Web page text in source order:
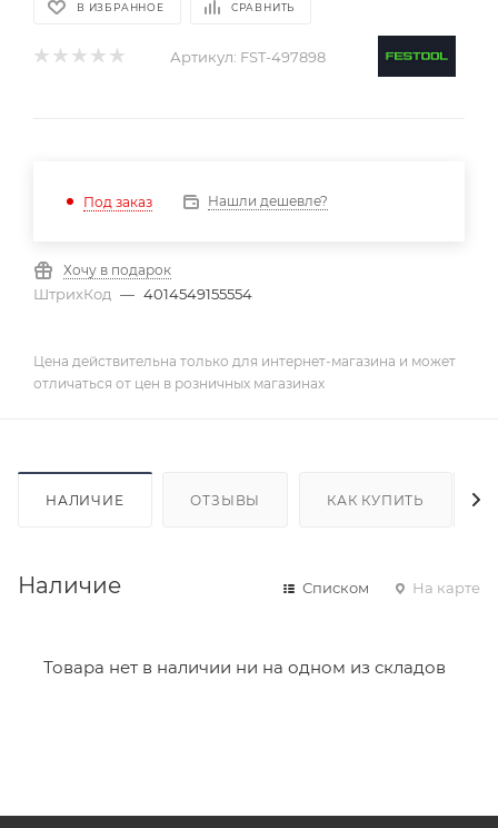
В ИЗБРАННОЕ СРАВНИТЬ
Артикул: FST-497898
Под заказ Нашли дешевле?
Хочу в подарок
ШтрихКод — 4014549155554
Цена действительна только для интернет-магазина и может
отличаться от цен в розничных магазинах
НАЛИЧИЕ ОТЗЫВЫ КАК КУПИТЬ
Наличие Списком На карте
Товара нет в наличии ни на одном из складов